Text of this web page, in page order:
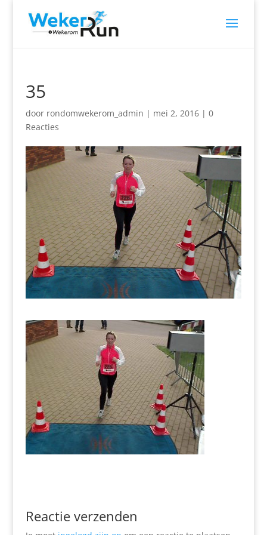
35
door rondomwekerom_admin | mei 2, 2016| 0
Reacties
Reactie verzenden